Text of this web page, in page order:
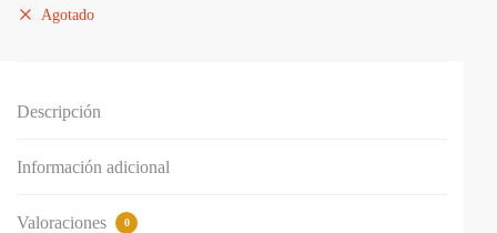
Agotado
Descripción
Información adicional
Valoraciones 0